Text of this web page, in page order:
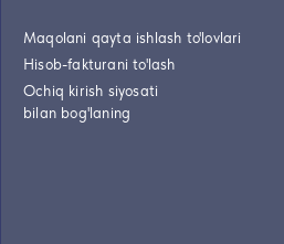
Maqolani qayta ishlash to'lovlari
Hisob-fakturani to'lash
Ochiq kirish siyosati
bilan bog'laning